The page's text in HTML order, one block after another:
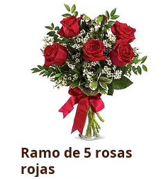
Ramo de 5 rosas
rojas